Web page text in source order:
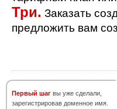
Три. Заказать
предложить вам
Первый шаг вы уже сделали,
зарегистрировав доменное имя.